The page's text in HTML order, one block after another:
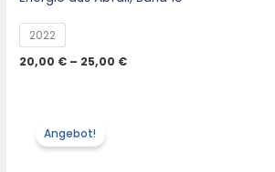
2022
20,00 € – 25,00 €
Angebot!